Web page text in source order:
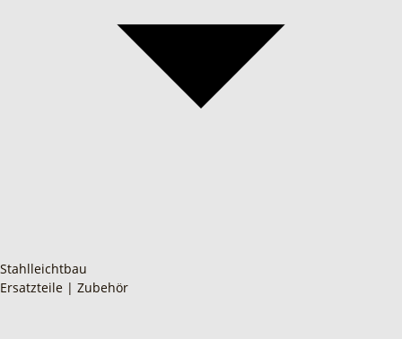
Stahlleichtbau
Ersatzteile | Zubehör